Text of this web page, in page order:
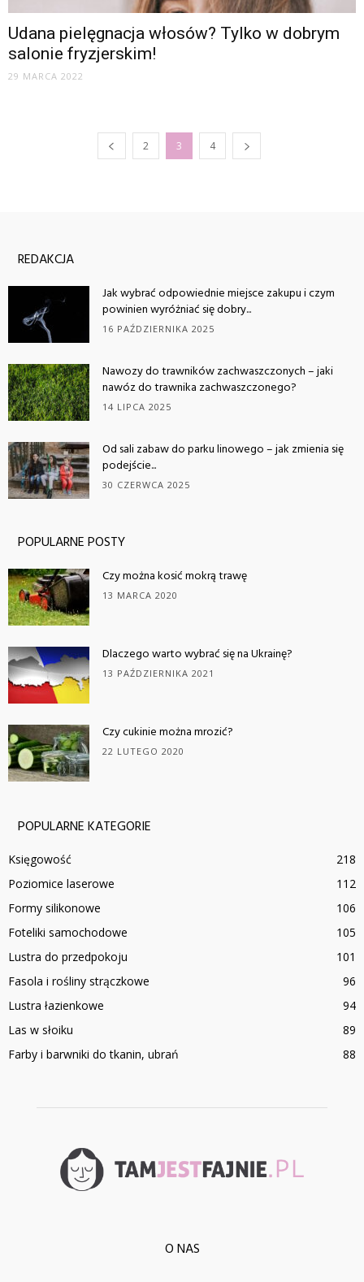
Udana pielęgnacja włosów? Tylko w dobrym
salonie fryzjerskim!
29 MARCA 2022
2 3 4
REDAKCJA
Jak wybrać odpowiednie miejsce zakupu i czym
powinien wyróżniać się dobry...
16 PAŹDZIERNIKA 2025
Nawozy do trawników zachwaszczonych – jaki
nawóz do trawnika zachwaszczonego?
14 LIPCA 2025
Od sali zabaw do parku linowego – jak zmienia się
podejście...
30 CZERWCA 2025
POPULARNE POSTY
Czy można kosić mokrą trawę
13 MARCA 2020
Dlaczego warto wybrać się na Ukrainę?
13 PAŹDZIERNIKA 2021
Czy cukinie można mrozić?
22 LUTEGO 2020
POPULARNE KATEGORIE
Księgowość
218
Poziomice laserowe
112
Formy silikonowe
106
Foteliki samochodowe
105
Lustra do przedpokoju
101
Fasola i rośliny strączkowe
96
Lustra łazienkowe
94
Las w słoiku
89
Farby i barwniki do tkanin, ubrań
88
O NAS